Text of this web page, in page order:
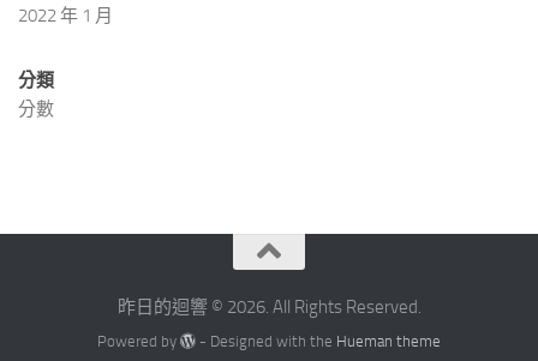
2022 年 1 月
分類
分數
昨日的迴響 © 2026. All Rights Reserved.
Powered by - Designed with the Hueman theme